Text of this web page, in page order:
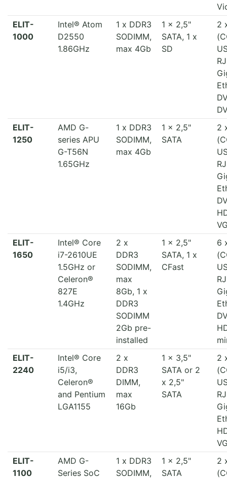
ELIT-
1000
Intel® Atom
D2550
1.86GHz
1 x DDR3
SODIMM,
max 4Gb
1 x 2,5"
SATA, 1 x
SD
2
ELIT-
1250
AMD G-
series APU
G-T56N
1.65GHz
1 x DDR3
SODIMM,
max 4Gb
1 x 2,5"
SATA
2
ELIT-
1650
Intel® Core
i7-2610UE
1.5GHz or
Celeron®
827E
1.4GHz
2 x
DDR3
SODIMM,
max
8Gb, 1 x
DDR3
SODIMM
2Gb pre-
installed
1 x 2,5"
SATA, 1 x
CFast
6
ELIT-
2240
Intel® Core
i5/i3,
Celeron®
and Pentium
LGA1155
2 x
DDR3
DIMM,
max
16Gb
1 x 3,5"
SATA or 2
x 2,5"
SATA
2
ELIT-
1100
AMD G-
Series SoC
1 x DDR3
SODIMM,
1 x 2,5"
SATA
2